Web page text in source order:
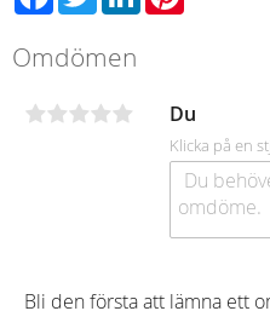
Omdömen
Du
Klicka på en
Bli den första att lämna ett